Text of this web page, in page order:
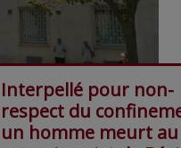
Interpellé pour non-
respect du
un homme meurt au